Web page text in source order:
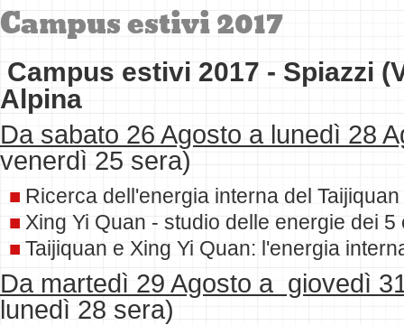
Campus estivi 2017
Campus estivi 2017 -Spiazzi
Alpina
Da sabato 26 Agosto a lunedì 28
venerdì 25 sera)
Ricerca dell'energia interna del
Xing Yi Quan - studio delle energie dei 5
Taijiquan e Xing Yi Quan: l'energia
Da martedì 29 Agosto a giovedì
lunedì 28 sera)